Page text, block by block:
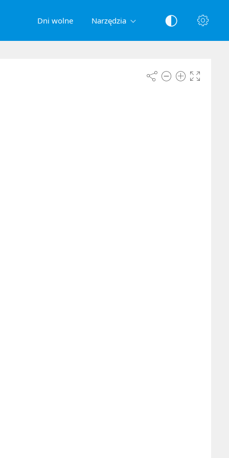
Dni wolne Narzędzia